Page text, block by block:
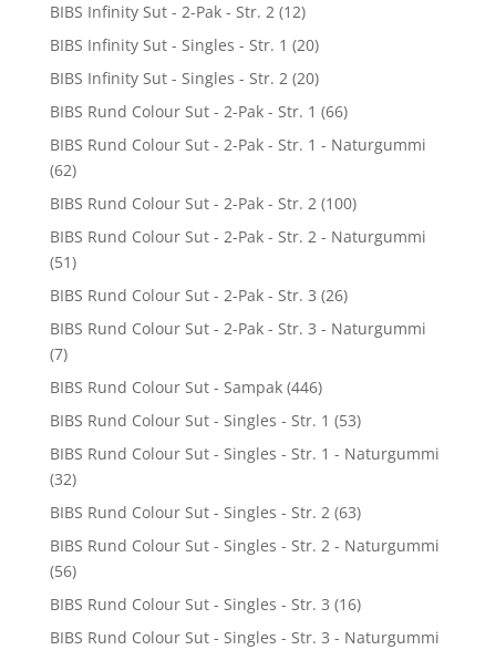
BIBS Infinity Sut - 2-Pak - Str. 2 (12)
BIBS Infinity Sut - Singles - Str. 1 (20)
BIBS Infinity Sut - Singles - Str. 2 (20)
BIBS Rund Colour Sut - 2-Pak - Str. 1 (66)
BIBS Rund Colour Sut - 2-Pak - Str. 1 - Naturgummi
(62)
BIBS Rund Colour Sut - 2-Pak - Str. 2 (100)
BIBS Rund Colour Sut - 2-Pak - Str. 2 - Naturgummi
(51)
BIBS Rund Colour Sut - 2-Pak - Str. 3 (26)
BIBS Rund Colour Sut - 2-Pak - Str. 3 - Naturgummi
(7)
BIBS Rund Colour Sut - Sampak (446)
BIBS Rund Colour Sut - Singles - Str. 1 (53)
BIBS Rund Colour Sut - Singles - Str. 1 - Naturgummi
(32)
BIBS Rund Colour Sut - Singles - Str. 2 (63)
BIBS Rund Colour Sut - Singles - Str. 2 - Naturgummi
(56)
BIBS Rund Colour Sut - Singles - Str. 3 (16)
BIBS Rund Colour Sut - Singles - Str. 3 - Naturgummi